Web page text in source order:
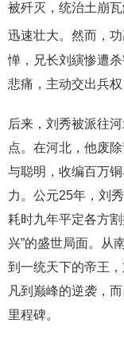
被歼灭，统治土崩
迅速壮大。然而，
惮，兄长刘縯惨遭
悲痛，主动交出兵
后来，刘秀被派往
点。在河北，他废
与聪明，收编百万
力。公元25年，刘
耗时九年平定各方
兴”的盛世局面。从
到一统天下的帝王
凡到巅峰的逆袭，
里程碑。